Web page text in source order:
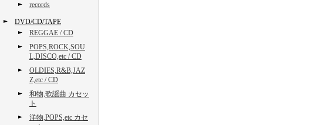
records
DVD/CD/TAPE
REGGAE / CD
POPS,ROCK,SOU
L,DISCO,etc / CD
OLDIES,R&B,JAZ
Z,etc / CD
和物,歌謡曲 カセッ
ト
洋物,POPS,etc カセ